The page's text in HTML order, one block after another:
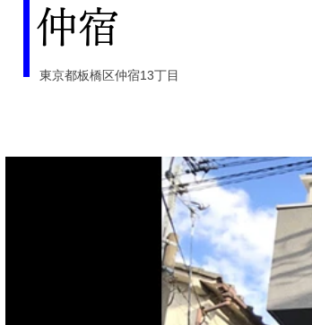
仲宿
東京都板橋区仲宿13丁目